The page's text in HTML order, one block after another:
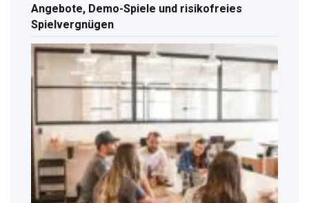
Angebote, Demo-Spiele und risikofreies
Spielvergnügen